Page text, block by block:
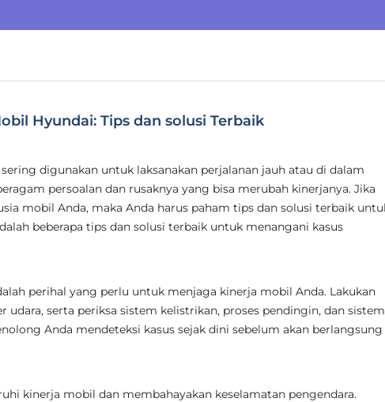
Hyundai: Tips dan solusi Terbaik
digunakan untuk laksanakan perjalanan jauh atau di dalam
persoalan dan rusaknya yang bisa merubah kinerjanya. Jika
mobil Anda, maka Anda harus paham tips dan solusi terbaik
beberapa tips dan solusi terbaik untuk menangani kasus
perihal yang perlu untuk menjaga kinerja mobil Anda. Lakukan
serta periksa sistem kelistrikan, proses pendingin, dan sistem
Anda mendeteksi kasus sejak dini sebelum akan berlangsung
kinerja mobil dan membahayakan keselamatan pengendara.